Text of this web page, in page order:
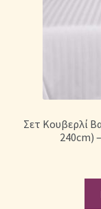
Σετ Κουβερλί
240cm)